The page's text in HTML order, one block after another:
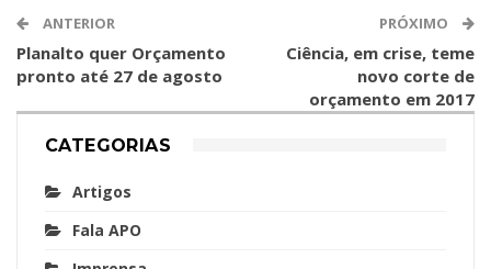
ANTERIOR
Planalto quer Orçamento
pronto até 27 de agosto
PRÓXIMO
Ciência, em crise, teme
novo corte de
orçamento em 2017
CATEGORIAS
Artigos
Fala APO